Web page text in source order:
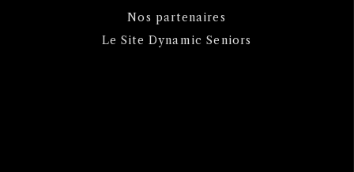
Nos partenaires
Le Site Dynamic Seniors